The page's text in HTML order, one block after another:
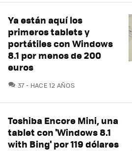
Ya están aquí los
primeros tablets y
portátiles con Windows
8.1 por menos de 200
euros
37COMENTARIOS
HACE 12 AÑOS
Toshiba Encore Mini, una
tablet con 'Windows 8.1
with Bing' por 119 dólares